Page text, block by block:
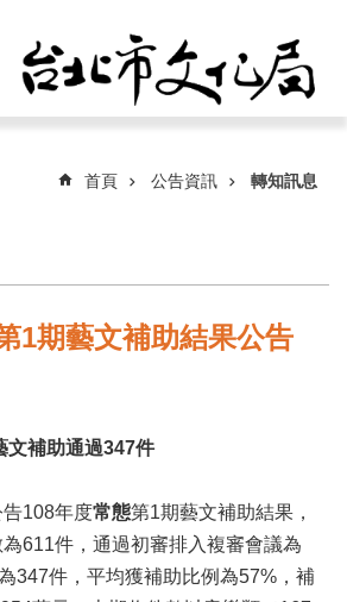
首頁 公告資訊 轉知訊息
1期藝文補助結果公告
文補助通過347件
108年度常態第1期藝文補助結果，
611件，通過初審排入複審會議為
347件，平均獲補助比例為57%，補